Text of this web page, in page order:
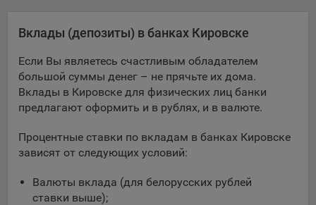
сервис показа контекстной рекламы. Адрес: Yandex
Europe AG, Werftestrasse 4, CH-6005 Luzern, Switzerland.
Google Ads - сервис показа контекстной рекламы,
предоставляемый компанией Google Ireland Ltd, Gordon
House Barrow Street Dublin 4, D04E5W5 Ireland.
Сохранить мои изменения
Вклады (депозиты) в банках Кировске
Если Вы являетесь счастливым обладателем
большой суммы денег – не прячьте их дома.
Вклады в Кировске для физических лиц банки
предлагают оформить и в рублях, и в валюте.
Процентные ставки по вкладам в банках Кировске
зависят от следующих условий:
Валюты вклада (для белорусских рублей
ставки выше);